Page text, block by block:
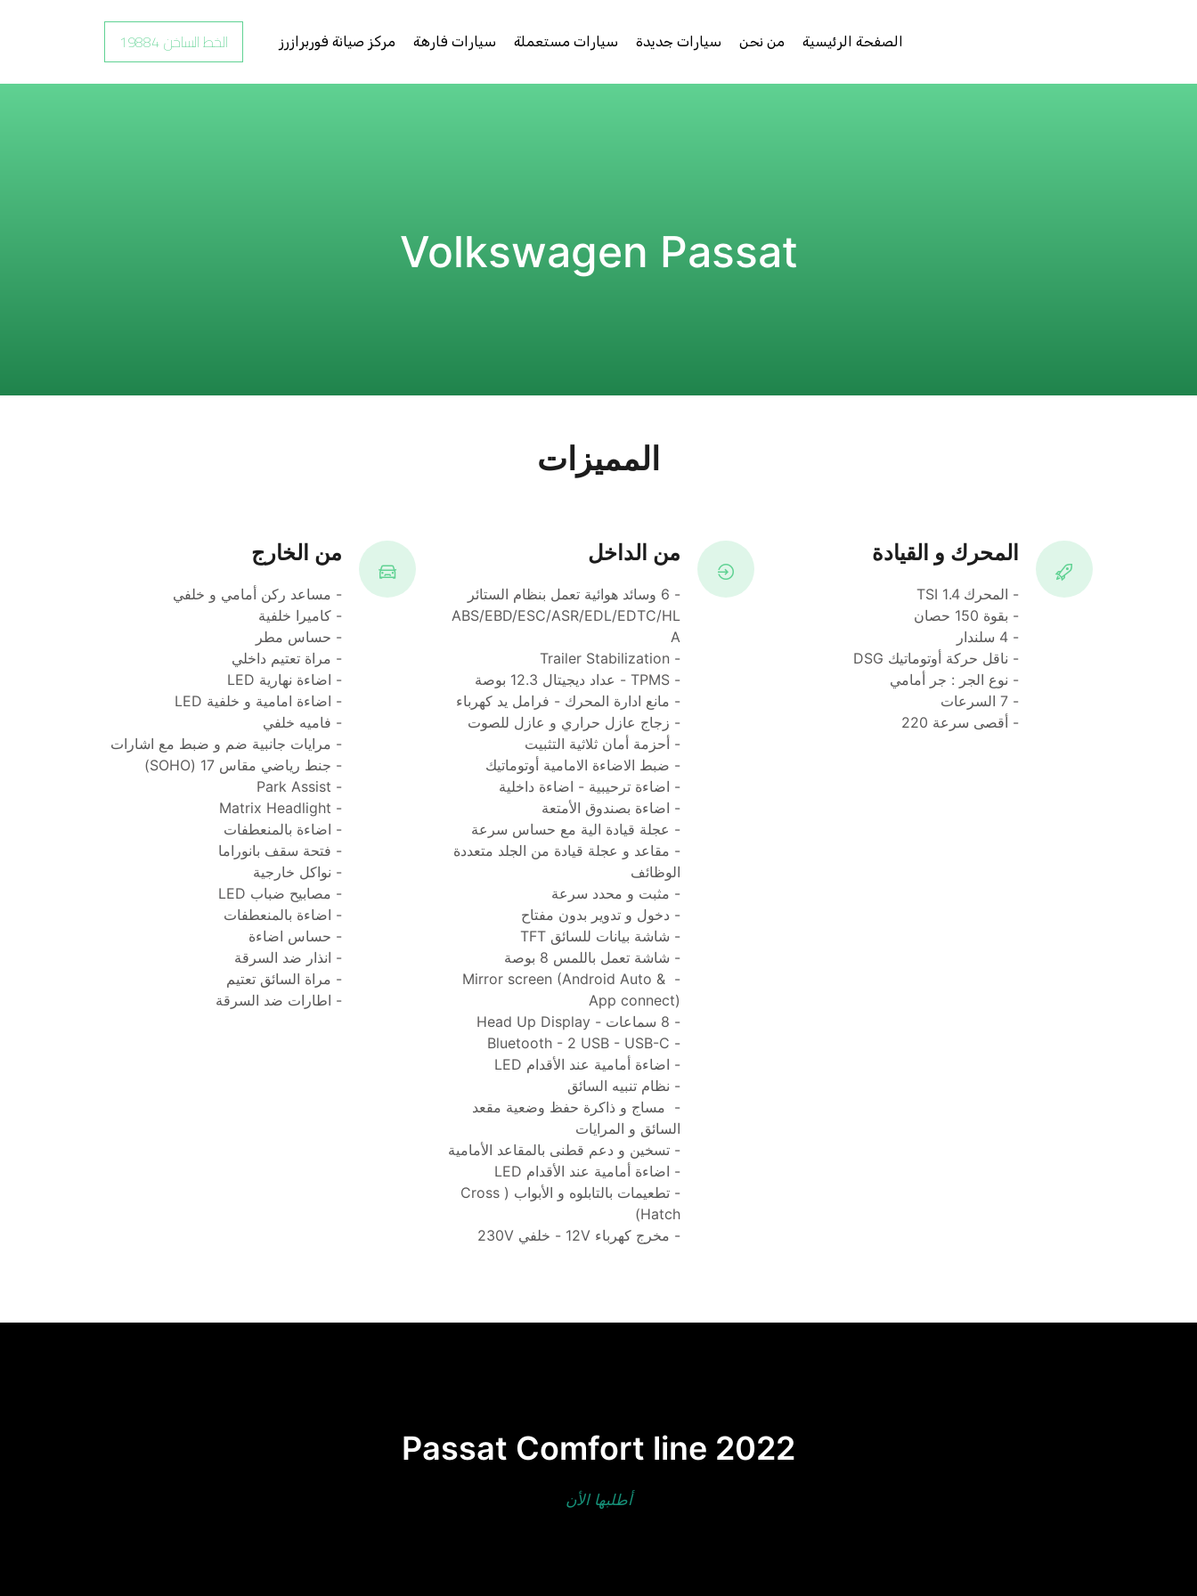
الصفحة الرئيسية من نحن سيارات جديدة سيارات مستعملة سيارات فارهة مركز صيانة فوربرازرز الخط الساخن 19884
Volkswagen Passat
المميزات
المحرك و القيادة
- المحرك 1.4 TSI
- بقوة 150 حصان
- 4 سلندار
- ناقل حركة أوتوماتيك DSG
- نوع الجر : جر أمامي
- 7 السرعات
- أقصى سرعة 220
من الداخل
- 6 وسائد هوائية تعمل بنظام الستائر
ABS/EBD/ESC/ASR/EDL/EDTC/HL
A
- Trailer Stabilization
- TPMS - عداد ديجيتال 12.3 بوصة
- مانع ادارة المحرك - فرامل يد كهرباء
- زجاج عازل حراري و عازل للصوت
- أحزمة أمان ثلاثية التثبيت
- ضبط الاضاءة الامامية أوتوماتيك
- اضاءة ترحيبية - اضاءة داخلية
- اضاءة بصندوق الأمتعة
- عجلة قيادة الية مع حساس سرعة
الوظائف
- مثبت و محدد سرعة
- دخول و تدوير بدون مفتاح
- شاشة بيانات للسائق TFT
- شاشة تعمل باللمس 8 بوصة
- Mirror screen (Android Auto &
App connect)
- 8 سماعات - Head Up Display
- Bluetooth - 2 USB - USB-C
- اضاءة أمامية عند الأقدام LED
- نظام تنبيه السائق
السائق و المرايات
- اضاءة أمامية عند الأقدام LED
- تطعيمات بالتابلوه و الأبواب (Cross
Hatch)
- مخرج كهرباء 12V - خلفي 230V
من الخارج
- مساعد ركن أمامي و خلفي
- كاميرا خلفية
- حساس مطر
- مراة تعتيم داخلي
- اضاءة نهارية LED
- اضاءة امامية و خلفية LED
- فاميه خلفي
- مرايات جانبية ضم و ضبط مع اشارات
- جنط رياضي مقاس 17 (SOHO)
- Park Assist
- Matrix Headlight
- اضاءة بالمنعطفات
- فتحة سقف بانوراما
- نواكل خارجية
- مصابيح ضباب LED
- اضاءة بالمنعطفات
- حساس اضاءة
- انذار ضد السرقة
- مراة السائق تعتيم
- اطارات ضد السرقة
Passat Comfort line 2022
أطلبها الأن